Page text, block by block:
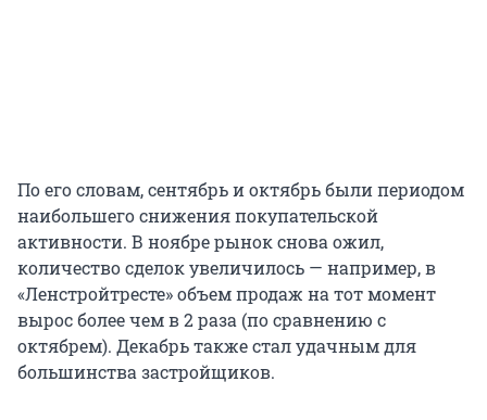
По его словам, сентябрь и октябрь были периодом
наибольшего снижения покупательской
активности. В ноябре рынок снова ожил,
количество сделок увеличилось — например, в
«Ленстройтресте» объем продаж на тот момент
вырос более чем в 2 раза (по сравнению с
октябрем). Декабрь также стал удачным для
большинства застройщиков.